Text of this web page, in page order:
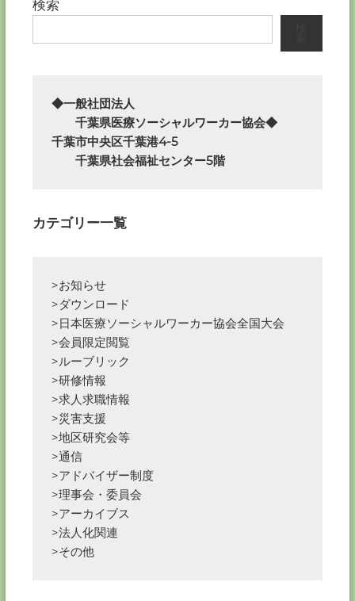
ー
シ
検索
◆一般社団法人
千葉県医療ソーシャルワーカー協会◆
千葉市中央区千葉港4-5
千葉県社会福祉センター5階
カテゴリー一覧
>お知らせ
>ダウンロード
>日本医療ソーシャルワーカー協会全国大会
>会員限定閲覧
>ルーブリック
>研修情報
>求人求職情報
>災害支援
>地区研究会等
>通信
>アドバイザー制度
>理事会・委員会
>アーカイブス
>法人化関連
>その他